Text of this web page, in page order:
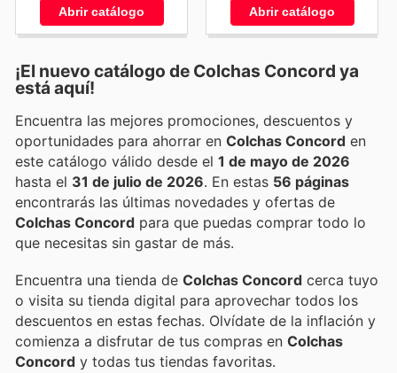
Abrir catálogo Abrir catálogo
¡El nuevo catálogo de Colchas Concord ya
está aquí!
Encuentra las mejores promociones, descuentos y
oportunidades para ahorrar en Colchas Concord en
este catálogo válido desde el 1 de mayo de 2026
hasta el 31 de julio de 2026 . En estas 56 páginas
encontrarás las últimas novedades y ofertas de
Colchas Concord para que puedas comprar todo lo
que necesitas sin gastar de más.
Encuentra una tienda de Colchas Concord cerca tuyo
o visita su tienda digital para aprovechar todos los
descuentos en estas fechas. Olvídate de la inflación y
comienza a disfrutar de tus compras en Colchas
Concord y todas tus tiendas favoritas.